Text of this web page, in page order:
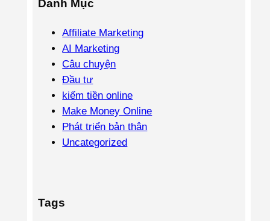
Danh Mục
Affiliate Marketing
AI Marketing
Câu chuyện
Đầu tư
kiếm tiền online
Make Money Online
Phát triển bản thân
Uncategorized
Tags